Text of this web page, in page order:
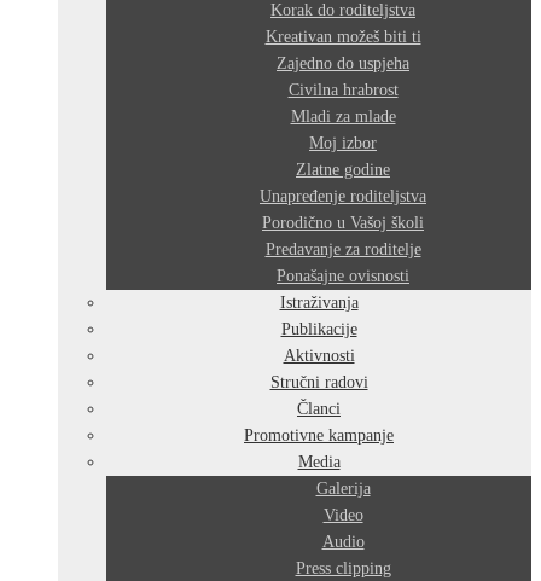
Korak do roditeljstva
Kreativan možeš biti ti
Zajedno do uspjeha
Civilna hrabrost
Mladi za mlade
Moj izbor
Zlatne godine
Unapređenje roditeljstva
Porodično u Vašoj školi
Predavanje za roditelje
Ponašajne ovisnosti
Istraživanja
Publikacije
Aktivnosti
Stručni radovi
Članci
Promotivne kampanje
Media
Galerija
Video
Audio
Press clipping